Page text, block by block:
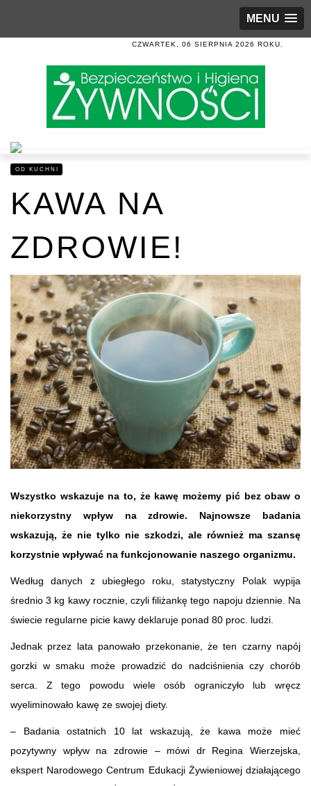
MENU
CZWARTEK, 06 SIERPNIA 2026 ROKU.
OD KUCHNI
KAWA NA
ZDROWIE!
Wszystko wskazuje na to, że kawę możemy pić bez obaw o
niekorzystny wpływ na zdrowie. Najnowsze badania
wskazują, że nie tylko nie szkodzi, ale również ma szansę
korzystnie wpływać na funkcjonowanie naszego organizmu.
Według danych z ubiegłego roku, statystyczny Polak wypija
średnio 3 kg kawy rocznie, czyli filiżankę tego napoju dziennie. Na
świecie regularne picie kawy deklaruje ponad 80 proc. ludzi.
Jednak przez lata panowało przekonanie, że ten czarny napój
gorzki w smaku może prowadzić do nadciśnienia czy chorób
serca. Z tego powodu wiele osób ograniczyło lub wręcz
wyeliminowało kawę ze swojej diety.
– Badania ostatnich 10 lat wskazują, że kawa może mieć
pozytywny wpływ na zdrowie – mówi dr Regina Wierzejska,
ekspert Narodowego Centrum Edukacji Żywieniowej działającego